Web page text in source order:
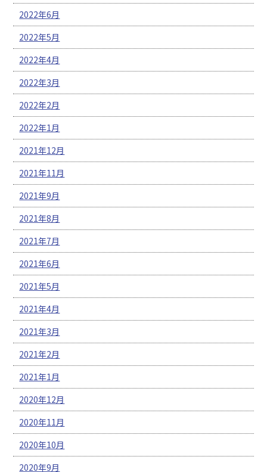
2022年6月
2022年5月
2022年4月
2022年3月
2022年2月
2022年1月
2021年12月
2021年11月
2021年9月
2021年8月
2021年7月
2021年6月
2021年5月
2021年4月
2021年3月
2021年2月
2021年1月
2020年12月
2020年11月
2020年10月
2020年9月